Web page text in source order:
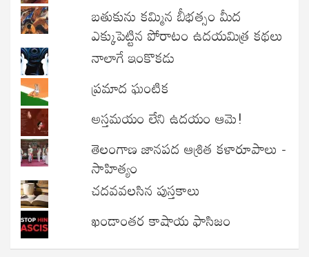
బతుకును కమ్మిన బీభత్సం మీద
ఎక్కుపెట్టిన పోరాటం ఉదయమిత్ర కథలు
నాలాగే ఇంకొకడు
ప్రమాద ఘంటిక
అస్తమయం లేని ఉదయం ఆమె!
తెలంగాణ జానపద ఆశ్రిత కళారూపాలు -
సాహిత్యం
చదవవలసిన పుస్తకాలు
ఖండాంతర కాషాయ ఫాసిజం